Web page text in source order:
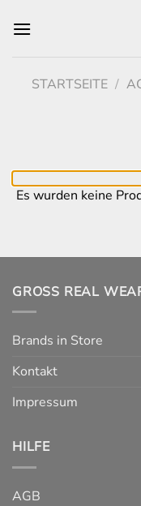
Inhalt
STARTSEITE /
Es wurden keine
GROSS REAL
Brands in Store
Kontakt
Impressum
HILFE
AGB